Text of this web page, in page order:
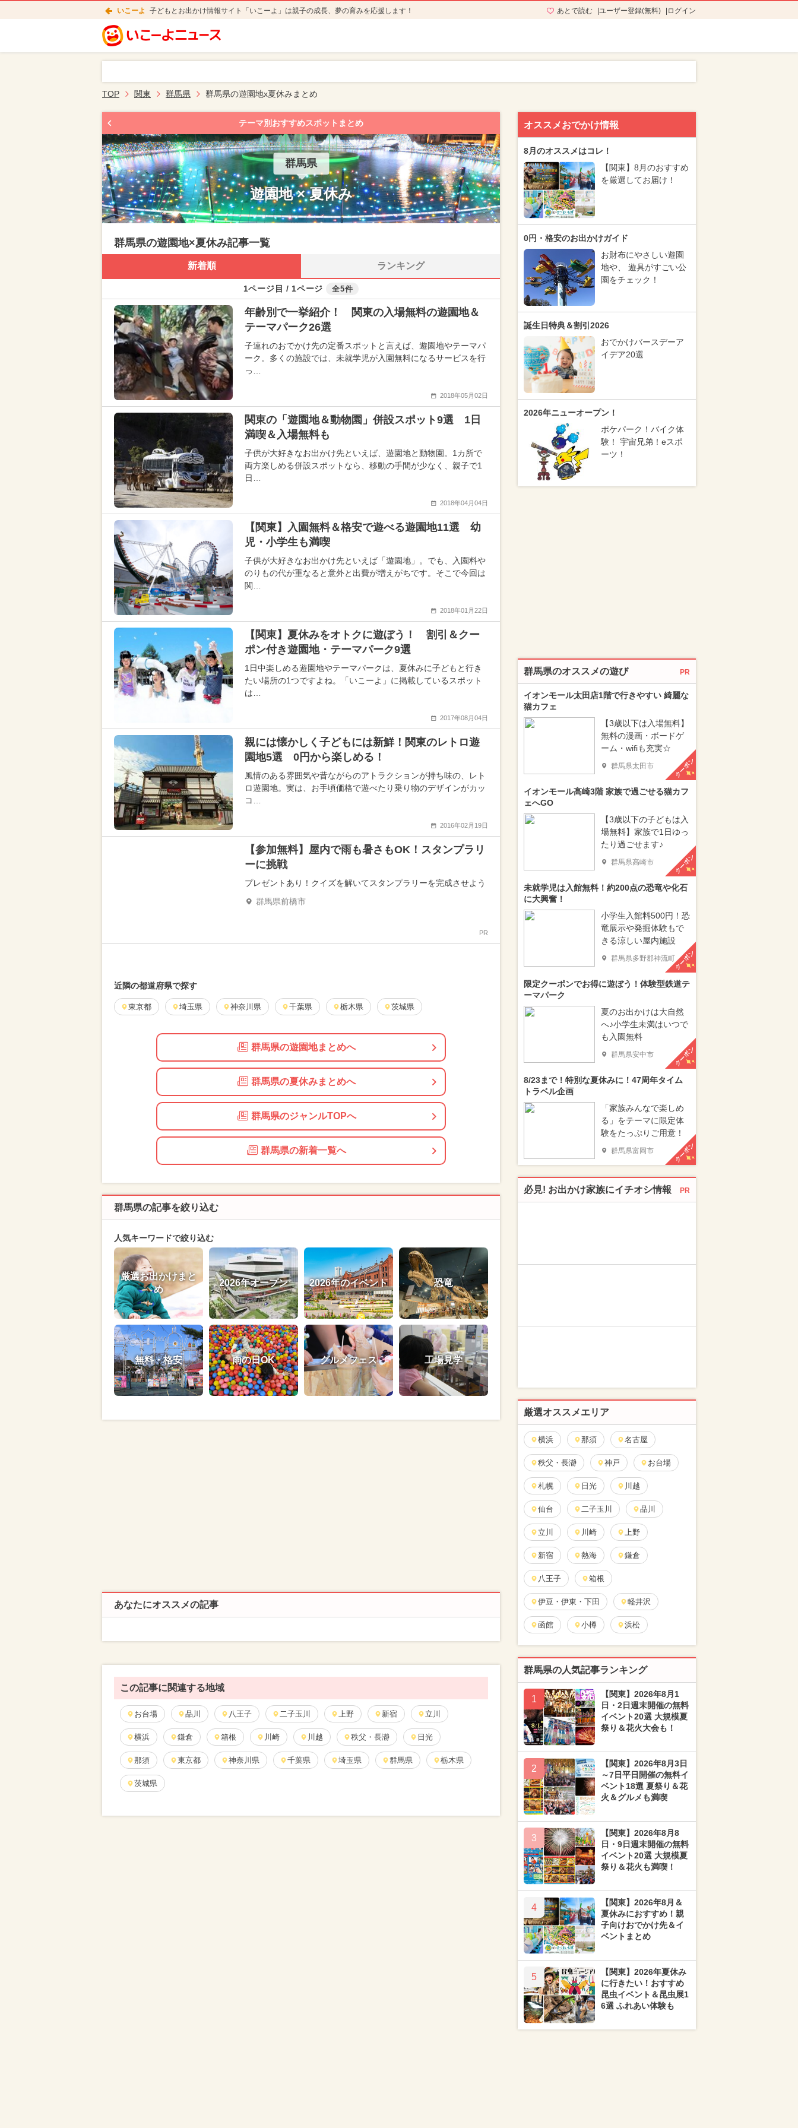
いこーよ 子どもとお出かけ情報サイト「いこーよ」は親子の成長、夢の育みを応援します！ あとで読む ユーザー登録(無料) ログイン
TOP 関東 群馬県 群馬県の遊園地x夏休みまとめ
テーマ別おすすめスポットまとめ
群馬県
遊園地 × 夏休み
群馬県の遊園地×夏休み記事一覧
新着順 ランキング
1ページ目 / 1ページ 全5件
年齢別で一挙紹介！ 関東の入場無料の遊園地＆
テーマパーク26選
子連れのおでかけ先の定番スポットと言えば、遊園地やテーマパ
ーク。多くの施設では、未就学児が入園無料になるサービスを行
っ…
2018年05月02日
関東の「遊園地＆動物園」併設スポット9選 1日
満喫＆入場無料も
子供が大好きなお出かけ先といえば、遊園地と動物園。1カ所で
両方楽しめる併設スポットなら、移動の手間が少なく、親子で1
日…
2018年04月04日
【関東】入園無料＆格安で遊べる遊園地11選 幼
児・小学生も満喫
子供が大好きなお出かけ先といえば「遊園地」。でも、入園料や
のりもの代が重なると意外と出費が増えがちです。そこで今回は
関…
2018年01月22日
【関東】夏休みをオトクに遊ぼう！ 割引＆クー
ポン付き遊園地・テーマパーク9選
1日中楽しめる遊園地やテーマパークは、夏休みに子どもと行き
たい場所の1つですよね。「いこーよ」に掲載しているスポット
は…
2017年08月04日
親には懐かしく子どもには新鮮！関東のレトロ遊
園地5選 0円から楽しめる！
風情のある雰囲気や昔ながらのアトラクションが持ち味の、レト
ロ遊園地。実は、お手頃価格で遊べたり乗り物のデザインがカッ
コ…
2016年02月19日
【参加無料】屋内で雨も暑さもOK！スタンプラリ
ーに挑戦
プレゼントあり！クイズを解いてスタンプラリーを完成させよう
群馬県前橋市
PR
近隣の都道府県で探す
東京都 埼玉県 神奈川県 千葉県 栃木県 茨城県
群馬県の遊園地まとめへ
群馬県の夏休みまとめへ
群馬県のジャンルTOPへ
群馬県の新着一覧へ
群馬県の記事を絞り込む
人気キーワードで絞り込む
厳選お出かけまと
め
2026年オープン 2026年のイベント 恐竜
無料・格安 雨の日OK グルメフェス 工場見学
あなたにオススメの記事
この記事に関連する地域
お台場 品川 八王子 二子玉川 上野 新宿 立川
横浜 鎌倉 箱根 川崎 川越 秩父・長瀞 日光
那須 東京都 神奈川県 千葉県 埼玉県 群馬県 栃木県
茨城県
オススメおでかけ情報
8月のオススメはコレ！
【関東】8月のおすすめ
を厳選してお届け！
0円・格安のお出かけガイド
お財布にやさしい遊園
地や、 遊具がすごい公
園をチェック！
誕生日特典＆割引2026
おでかけバースデーア
イデア20選
2026年ニューオープン！
ポケパーク！バイク体
験！ 宇宙兄弟！eスポ
ーツ！
群馬県のオススメの遊び PR
イオンモール太田店1階で行きやすい 綺麗な
猫カフェ
【3歳以下は入場無料】
無料の漫画・ボードゲ
ーム・wifiも充実☆
群馬県太田市 クーポン
イオンモール高崎3階 家族で過ごせる猫カフ
ェへGO
【3歳以下の子どもは入
場無料】家族で1日ゆっ
たり過ごせます♪
群馬県高崎市 クーポン
未就学児は入館無料！約200点の恐竜や化石
に大興奮！
小学生入館料500円！恐
竜展示や発掘体験もで
きる涼しい屋内施設
群馬県多野郡神流町クーポン
限定クーポンでお得に遊ぼう！体験型鉄道テ
ーマパーク
夏のお出かけは大自然
へ♪小学生未満はいつで
も入園無料
群馬県安中市 クーポン
8/23まで！特別な夏休みに！47周年タイム
トラベル企画
「家族みんなで楽しめ
る」をテーマに限定体
験をたっぷりご用意！
群馬県富岡市 クーポン
必見! お出かけ家族にイチオシ情報 PR
厳選オススメエリア
横浜 那須 名古屋
秩父・長瀞 神戸 お台場
札幌 日光 川越
仙台 二子玉川 品川
立川 川崎 上野
新宿 熱海 鎌倉
八王子 箱根
伊豆・伊東・下田 軽井沢
函館 小樽 浜松
群馬県の人気記事ランキング
1
【関東】2026年8月1
日・2日週末開催の無料
イベント20選 大規模夏
祭り＆花火大会も！
2
【関東】2026年8月3日
～7日平日開催の無料イ
ベント18選 夏祭り＆花
火＆グルメも満喫
3
【関東】2026年8月8
日・9日週末開催の無料
イベント20選 大規模夏
祭り＆花火も満喫！
4
【関東】2026年8月＆
夏休みにおすすめ！親
子向けおでかけ先＆イ
ベントまとめ
5
【関東】2026年夏休み
に行きたい！おすすめ
昆虫イベント＆昆虫展1
6選 ふれあい体験も